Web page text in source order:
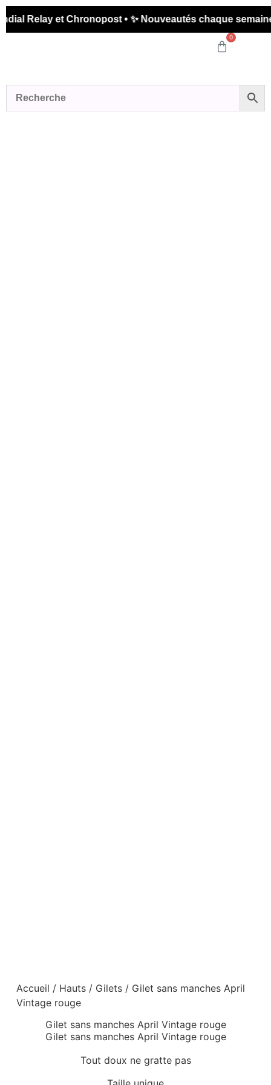
et Chronopost • ✨ Nouveautés chaque semaine •
0
Accueil / Hauts/ Gilets/ Gilet sans manches April
Vintage rouge
Gilet sans manches April Vintage rouge
Gilet sans manches April Vintage rouge
Tout doux ne gratte pas